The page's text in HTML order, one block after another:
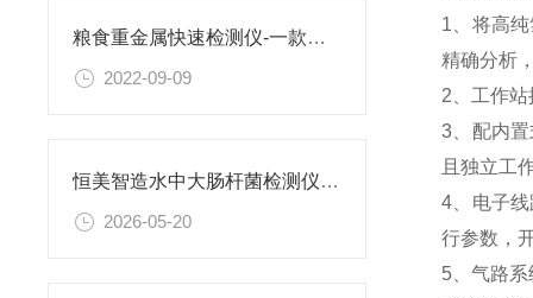
粮食重金属快速检测仪-一款检测重金属含量DE仪器@2022上新
2022-09-09
恒美智造水中大肠杆菌检测仪-水质微生物检测仪知识图谱解析参数与性能
2026-05-20
1、将高
精确分析
2、工作
3、配内
且独立工
4、电子
行参数，
5、气路